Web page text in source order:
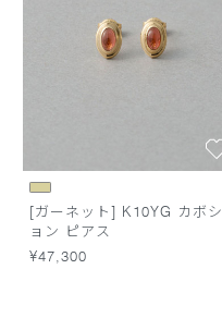
[ガーネット] K10YG カボシ
ョン ピアス
¥47,300